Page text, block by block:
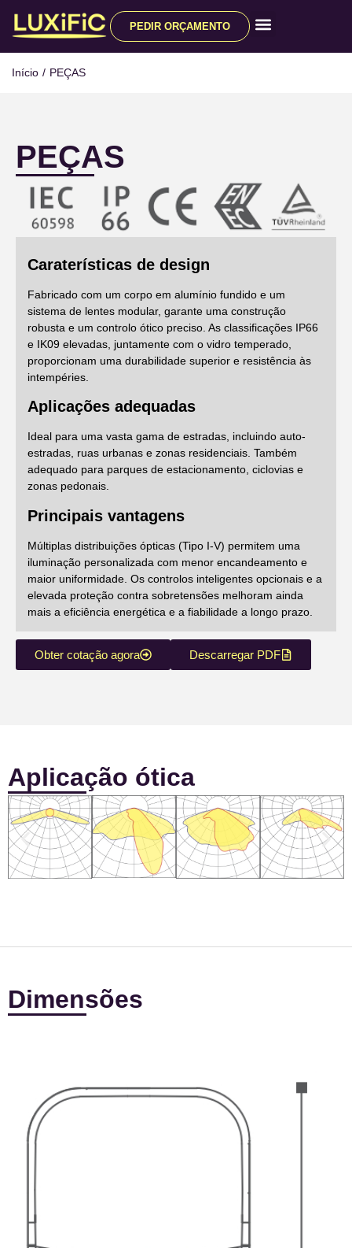
PEDIR ORÇAMENTO
Início / PEÇAS
PEÇAS
Caraterísticas de design
Fabricado com um corpo em alumínio fundido e um
sistema de lentes modular, garante uma construção
robusta e um controlo ótico preciso. As classificações IP66
e IK09 elevadas, juntamente com o vidro temperado,
proporcionam uma durabilidade superior e resistência às
intempéries.
Aplicações adequadas
Ideal para uma vasta gama de estradas, incluindo auto-
estradas, ruas urbanas e zonas residenciais. Também
adequado para parques de estacionamento, ciclovias e
zonas pedonais.
Principais vantagens
Múltiplas distribuições ópticas (Tipo I-V) permitem uma
iluminação personalizada com menor encandeamento e
maior uniformidade. Os controlos inteligentes opcionais e a
elevada proteção contra sobretensões melhoram ainda
mais a eficiência energética e a fiabilidade a longo prazo.
Obter cotação agora Descarregar PDF
Aplicação ótica
Dimensões